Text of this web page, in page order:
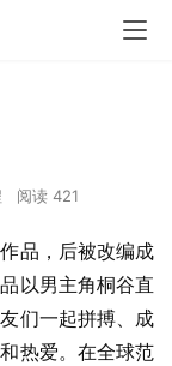
阅读 421
品，后被改编成
以男主角桐谷直
们一起拼搏、成
热爱。在全球范